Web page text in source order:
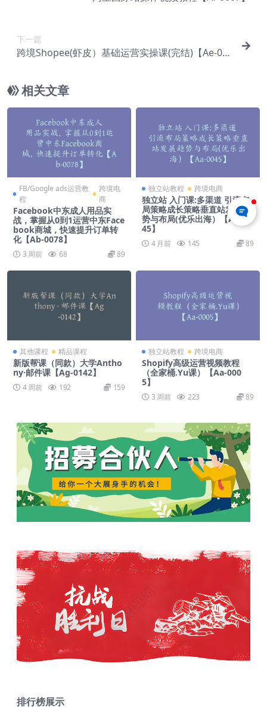
下一篇
跨境Shopee(虾皮）基础运营实操课(完结)【Ae-00
相关文章
FB/Google ads运营教
程
跨境电
商
Facebook中东成人用品实
战，掌握从0到1运营中东Face
book商城，快速提升订单转
化【Ab-0078】
3 周前 68 89
独立站教程 跨境电商
独立站 入门课:多渠道 引流布
局策略成长策略垂直站发展趋
势与布局(优乐出海）【Aa-00
45】
4 月前 145 89
其他课程 精品课程
新版帮课（同款）大学Antho
ny·邮件课【Ag-0142】
4 周前 192 159
独立站教程 跨境电商
Shopify高级运营视频教程
（全家桶.Yu课）【Aa-000
5】
3 周前 223 89
排行榜展示